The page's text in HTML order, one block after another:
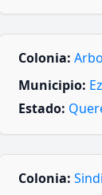
Colonia:
Municipio:
Estado:
Colonia: